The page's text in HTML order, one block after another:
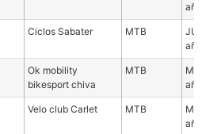
Ciclos Sabater MTB
Ok mobility
bikesport chiva
MTB
Velo club Carlet MTB